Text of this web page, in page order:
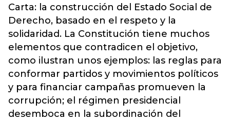
Carta: la construcción del Estado Social de
Derecho, basado en el respeto y la
solidaridad. La Constitución tiene muchos
elementos que contradicen el objetivo,
como ilustran unos ejemplos: las reglas para
conformar partidos y movimientos políticos
y para financiar campañas promueven la
corrupción; el régimen presidencial
desemboca en la subordinación del